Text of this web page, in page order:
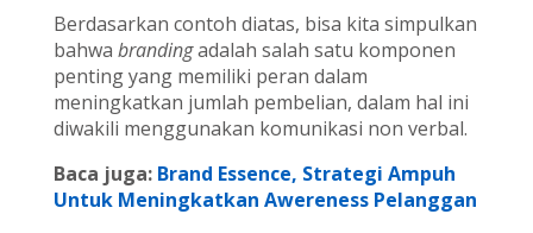
Berdasarkan contoh diatas, bisa kita simpulkan
bahwa brandingadalah salah satu komponen
penting yang memiliki peran dalam
meningkatkan jumlah pembelian, dalam hal ini
diwakili menggunakan komunikasi non verbal.
Baca juga: Brand Essence, Strategi Ampuh
Untuk Meningkatkan Awereness Pelanggan